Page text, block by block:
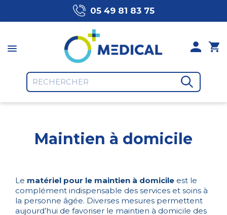
05 49 81 83 75
Maintien à domicile
Le matériel pour le maintien à domicile est le
complément indispensable des services et soins à
la personne âgée. Diverses mesures permettent
aujourd’hui de favoriser le maintien à domicile des